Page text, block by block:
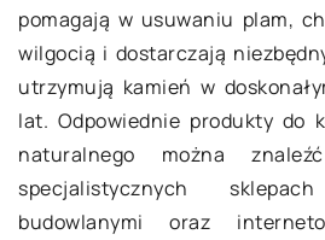
pomagają w usuwaniu plam,
wilgocią i dostarczają
utrzymują kamień w
lat. Odpowiednie produkty do
naturalnego można
specjalistycznych
budowlanymi oraz